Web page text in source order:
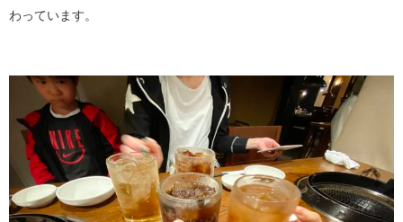
わっています。